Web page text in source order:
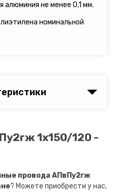
алюминия не менее 0,1 мм.
номинальной
1х150/120 -
провода АПвПу2гж
? Можете приобрести у нас,